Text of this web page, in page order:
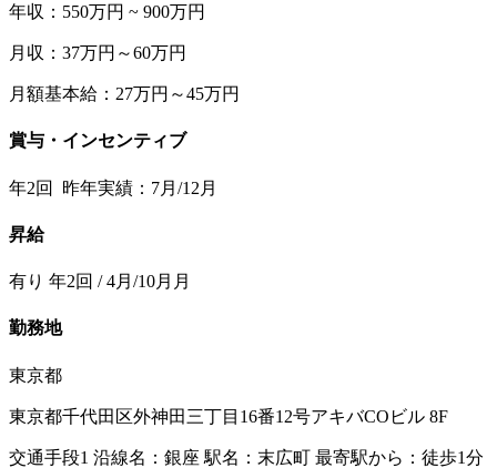
年収：550万円 ~ 900万円
月収：37万円～60万円
月額基本給：27万円～45万円
賞与・インセンティブ
年2回 昨年実績：7月/12月
昇給
有り 年2回 / 4月/10月月
勤務地
東京都
東京都千代田区外神田三丁目16番12号アキバCOビル 8F
交通手段1 沿線名：銀座 駅名：末広町 最寄駅から：徒歩1分